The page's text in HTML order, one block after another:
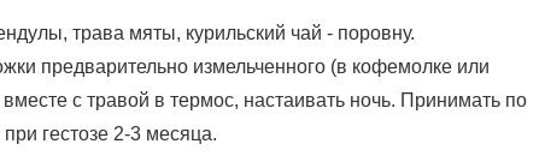
трава мяты, курильский чай - поровну.
предварительно измельченного (в кофемолке или
с травой в термос, настаивать ночь. Принимать по
гестозе 2-3 месяца.